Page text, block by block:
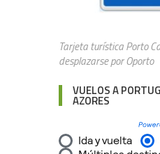
Tarjeta turística Porto
desplazarse por Oporto
VUELOS A
AZORES